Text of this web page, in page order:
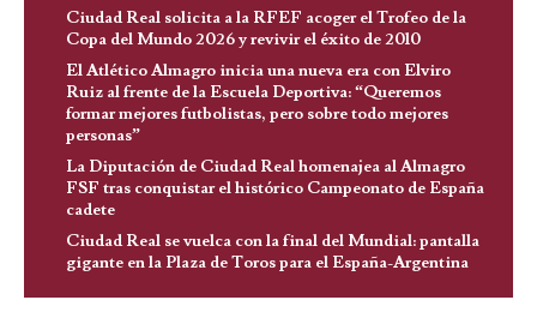
Ciudad Real solicita a la RFEF acoger el Trofeo de la
Copa del Mundo 2026 y revivir el éxito de 2010
El Atlético Almagro inicia una nueva era con Elviro
Ruiz al frente de la Escuela Deportiva: “Queremos
formar mejores futbolistas, pero sobre todo mejores
personas”
La Diputación de Ciudad Real homenajea al Almagro
FSF tras conquistar el histórico Campeonato de España
cadete
Ciudad Real se vuelca con la final del Mundial: pantalla
gigante en la Plaza de Toros para el España-Argentina